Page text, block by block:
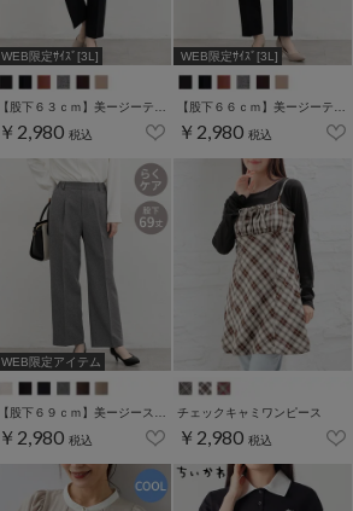
WEB限定ｻｲｽﾞ[3L]
￥2,980 税込
WEB限定ｻｲｽﾞ[3L]
￥2,980 税込
WEB限定アイテム
￥2,980 税込
チェックキャミワンピース
￥2,980 税込